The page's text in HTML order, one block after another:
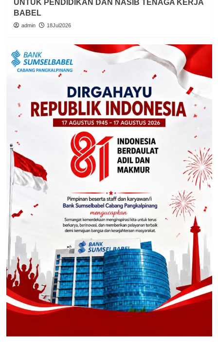
UNTUK PENDIDIKAN DAN NASIB TENAGA KERJA
BABEL
admin 18Jul2026